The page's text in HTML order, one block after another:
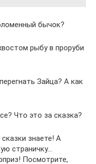
бычок?
рыбу в проруби
Зайца? А как
Что это за сказка?
знаете! А
страничку…
Посмотрите,